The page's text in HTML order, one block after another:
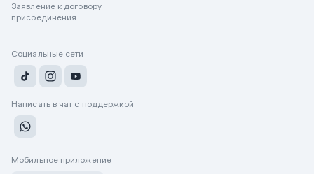
Заявление к договору
присоединения
Социальные сети
Написать в чат с поддержкой
Мобильное приложение